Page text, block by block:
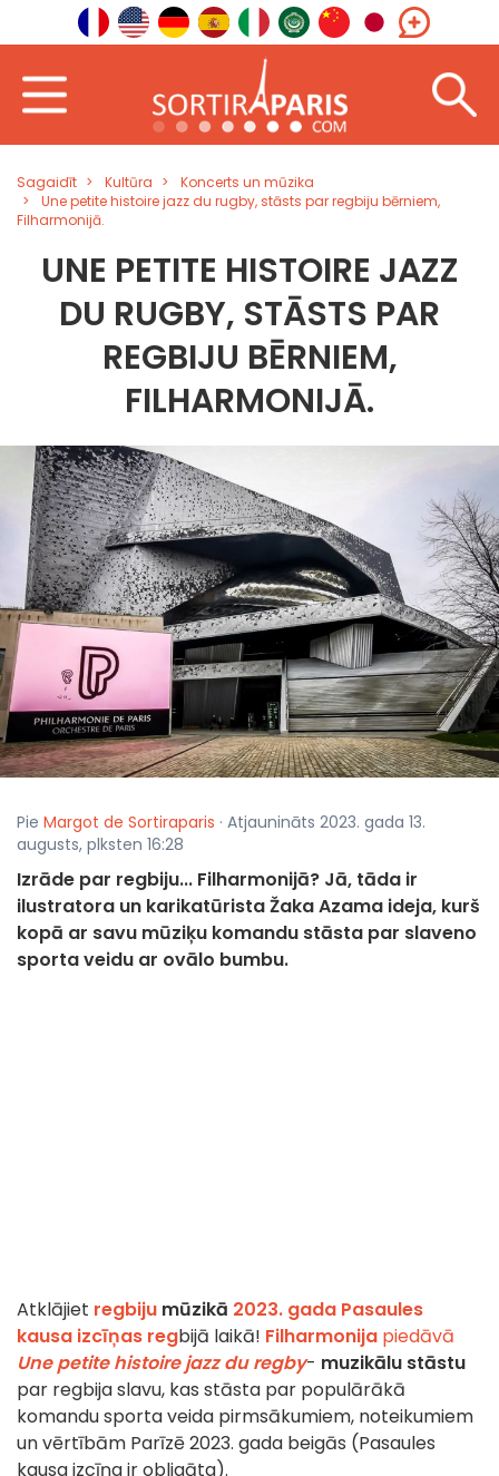
Sagaidīt Kultūra
Koncerts un mūzika
Une petite histoire jazz du rugby, stāsts par regbiju bērniem,
Filharmonijā.
UNE PETITE HISTOIRE JAZZ
DU RUGBY, STĀSTS PAR
REGBIJU BĒRNIEM,
FILHARMONIJĀ.
Pie Margot de Sortiraparis · Atjaunināts 2023. gada 13.
augusts, plksten 16:28
Izrāde par regbiju... Filharmonijā? Jā, tāda ir
ilustratora un karikatūrista Žaka Azama ideja, kurš
kopā ar savu mūziķu komandu stāsta par slaveno
sporta veidu ar ovālo bumbu.
Atklājiet regbiju mūzikā 2023. gada Pasaules
kausa izcīņas regbijā laikā! Filharmonija piedāvā
Une petite histoire jazz du regby- muzikālu stāstu
par regbija slavu, kas stāsta par populārākā
komandu sporta veida pirmsākumiem, noteikumiem
un vērtībām Parīzē 2023. gada beigās (Pasaules
kausa izcīņa ir obligāta).